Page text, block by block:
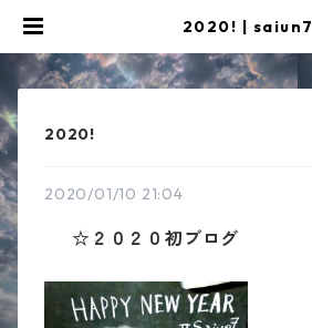
2020! | saiun7
2020!
2020/01/10 21:04
☆２０２０初ブログ